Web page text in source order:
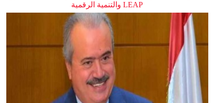
LEAP والتنمية الرقمية